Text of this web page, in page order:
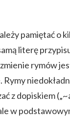
pamiętać o
literę
rymów
Rymy
z dopiskiem
w